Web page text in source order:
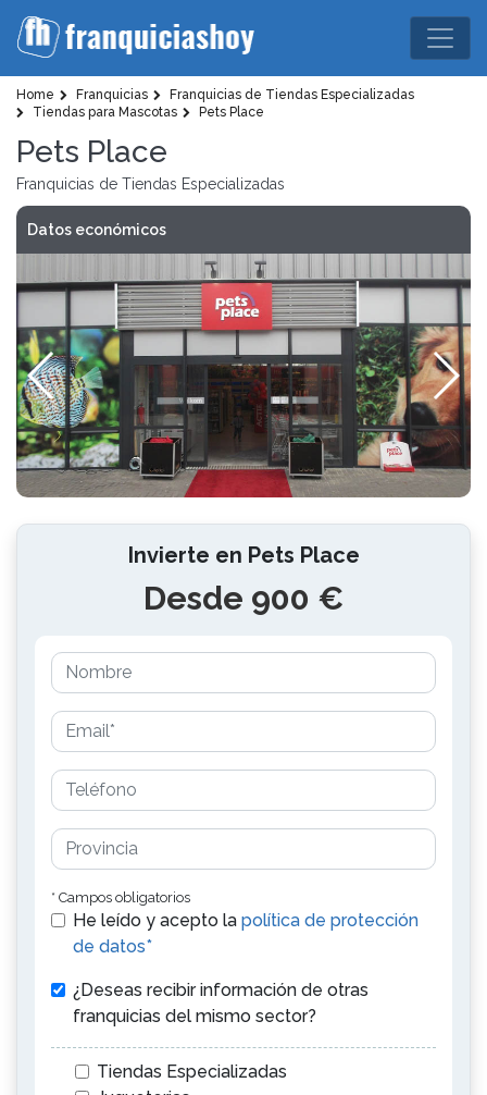
Home Franquicias
Franquicias de Tiendas Especializadas
Tiendas para Mascotas
Pets Place
Pets Place
Franquicias de Tiendas Especializadas
Datos económicos
Invierte en Pets Place
Desde 900 €
* Campos obligatorios
He leído y acepto la política de protección
de datos*
¿Deseas recibir información de otras
franquicias del mismo sector?
Tiendas Especializadas